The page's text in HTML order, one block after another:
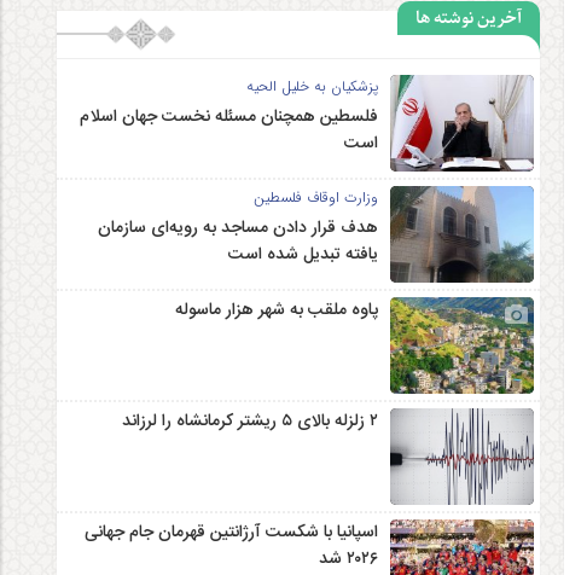
آخرین نوشته ها
پزشکیان به خلیل الحیه
فلسطین همچنان مسئله نخست جهان اسلام
است
وزارت اوقاف فلسطین
هدف قرار دادن مساجد به رویه‌ای سازمان‌
یافته تبدیل شده است
پاوه ملقب به شهر هزار ماسوله
۲ زلزله‌ بالای ۵ ریشتر کرمانشاه را لرزاند
اسپانیا با شکست آرژانتین قهرمان جام جهانی
۲۰۲۶ شد